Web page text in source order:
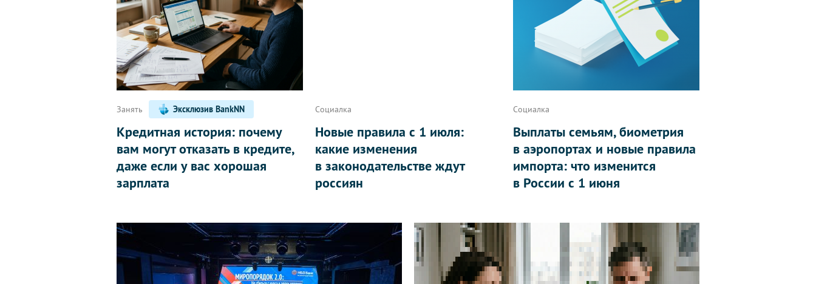
Занять Эксклюзив BankNN
Кредитная история: почему
вам могут отказать в кредите,
даже если у вас хорошая
зарплата
Социалка
Новые правила с 1 июля:
какие изменения
в законодательстве ждут
россиян
Социалка
Выплаты семьям, биометрия
в аэропортах и новые правила
импорта: что изменится
в России с 1 июня